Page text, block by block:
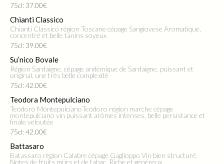
75cl: 37.00€
Chianti Classico
Chianti Classico région Toscane cépage Sangiovese Aromatique,
concentré et belle tanins soyeux
75cl: 39.00€
Su’nico Bovale
Région Sardaigne, cépage andémique de Sardaigne, puissant et
original, une très belle complexité
75cl: 42.00€
Teodora Montepulciano
Teodoro MontepulcianoTeodoro région marche cépage
montepulciano vin puissant arômes intenses, belle persistance et
finale veloutée
75cl: 42.00€
Battasaro
Batassaro région Calabre cépage Gaglioppo Vin bien structuré.
Notes de fruits mûrs et de tabac. Riche et généreux